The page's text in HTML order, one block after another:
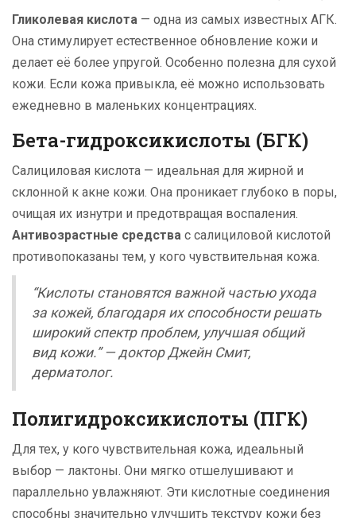
Гликолевая кислота — одна из самых известных АГК.
Она стимулирует естественное обновление кожи и
делает её более упругой. Особенно полезна для сухой
кожи. Если кожа привыкла, её можно использовать
ежедневно в маленьких концентрациях.
Бета-гидроксикислоты (БГК)
Салициловая кислота — идеальная для жирной и
склонной к акне кожи. Она проникает глубоко в поры,
очищая их изнутри и предотвращая воспаления.
Антивозрастные средства с салициловой кислотой
противопоказаны тем, у кого чувствительная кожа.
“Кислоты становятся важной частью ухода
за кожей, благодаря их способности решать
широкий спектр проблем, улучшая общий
вид кожи.” — доктор Джейн Смит,
дерматолог.
Полигидроксикислоты (ПГК)
Для тех, у кого чувствительная кожа, идеальный
выбор — лактоны. Они мягко отшелушивают и
параллельно увлажняют. Эти кислотные соединения
способны значительно улучшить текстуру кожи без